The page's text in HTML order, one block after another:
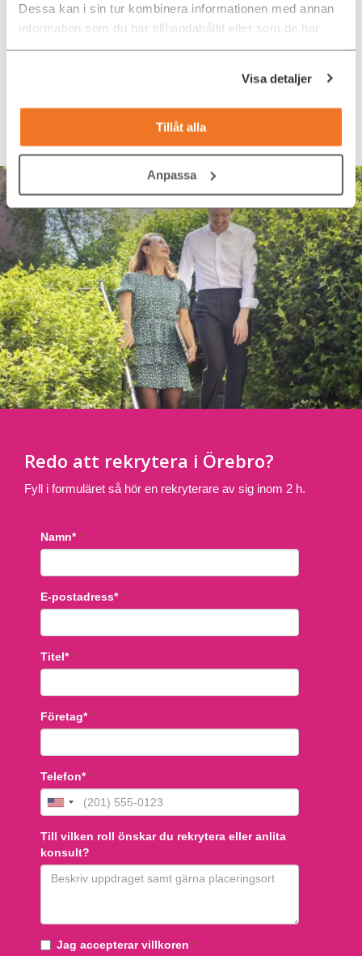
Dessa kan i sin tur kombinera informationen med annan
information som du har tillhandahållit eller som de har
samlat in när du har använt deras tjänster.
Visa detaljer
Tillåt alla
Anpassa
DevOps Engineer/AWS till Antirio, Remote
Javautvecklare till Handelsbanken Stockholm
Redo att rekrytera i Örebro?
Fyll i formuläret så hör en rekryterare av sig inom 2 h.